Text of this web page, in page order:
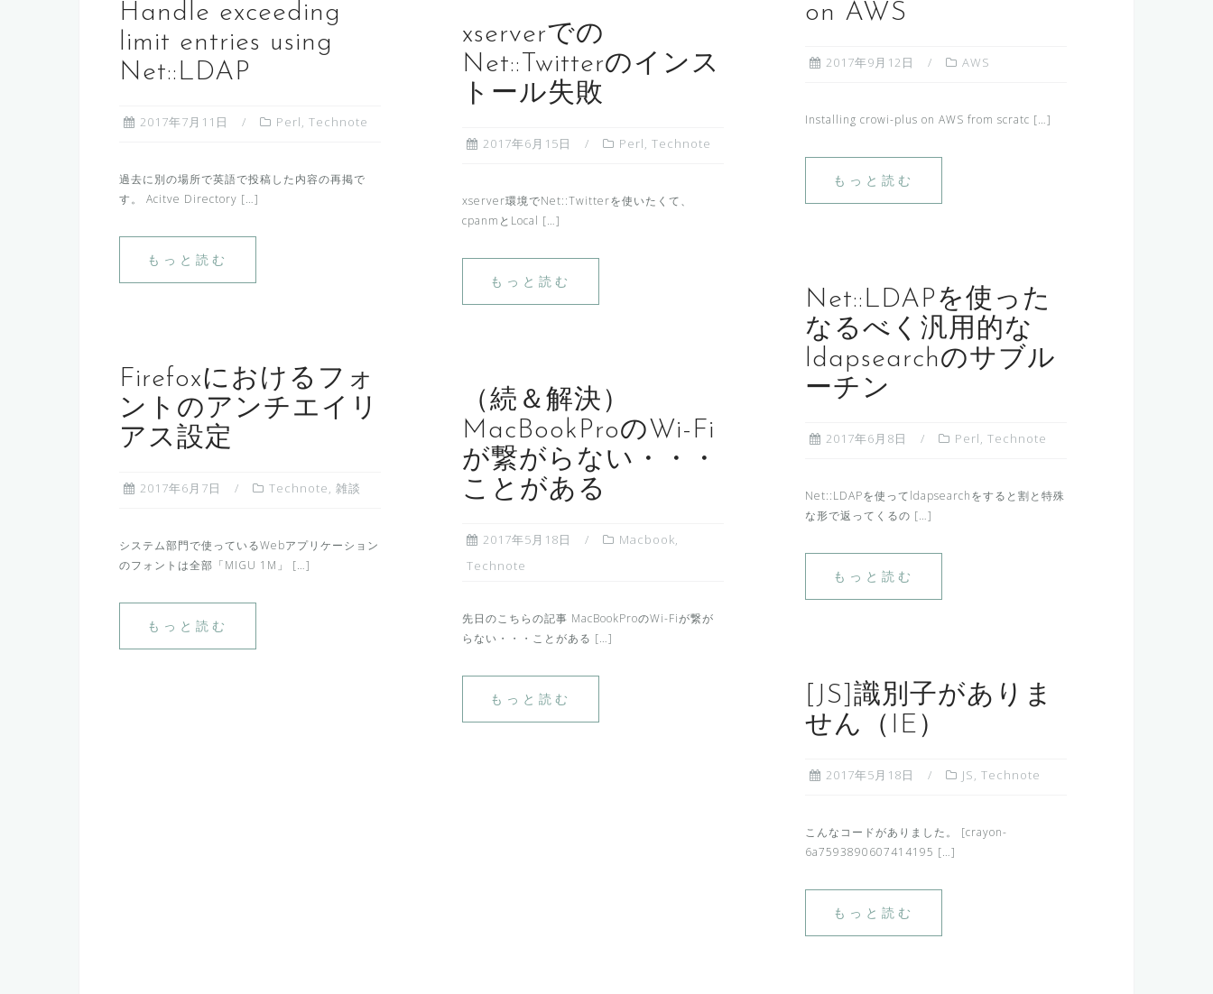
on AWS
2017年9月12日 AWS
Installing crowi-plus on AWS from scratc […]
もっと読む
Handle exceeding
limit entries using
Net::LDAP
2017年7月11日 Perl Technote
過去に別の場所で英語で投稿した内容の再掲で
す。 Acitve Directory […]
もっと読む
xserverでの
Net::Twitterのインス
トール失敗
2017年6月15日 Perl Technote
xserver環境でNet::Twitterを使いたくて、
cpanmとLocal […]
もっと読む
Net::LDAPを使った
なるべく汎用的な
ldapsearchのサブル
ーチン
2017年6月8日 Perl Technote
Net::LDAPを使ってldapsearchをすると割と特殊
な形で返ってくるの […]
もっと読む
Firefoxにおけるフォ
ントのアンチエイリ
アス設定
2017年6月7日 Technote 雑談
システム部門で使っているWebアプリケーション
のフォントは全部「MIGU 1M」 […]
もっと読む
（続＆解決）
MacBookProのWi-Fi
が繋がらない・・・
ことがある
2017年5月18日 Macbook
Technote
先日のこちらの記事 MacBookProのWi-Fiが繋が
らない・・・ことがある […]
もっと読む
[JS]識別子がありま
せん（IE）
2017年5月18日 JS Technote
こんなコードがありました。 [crayon-
6a7593890607414195 […]
もっと読む